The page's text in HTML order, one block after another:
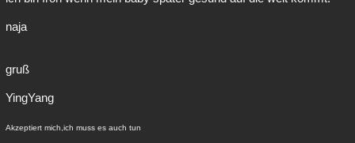
naja
gruß
YingYang
Akzeptiert mich,ich muss es auch tun